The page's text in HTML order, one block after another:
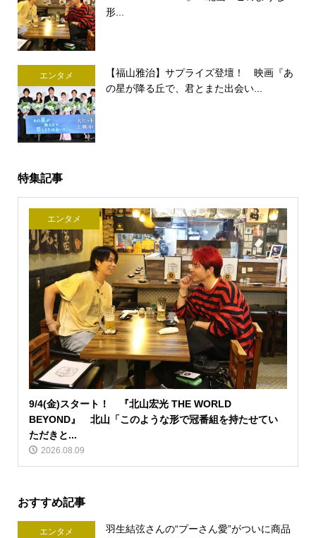
形...
エンタメ
【福山雅治】サプライズ登壇！ 映画『あ
の星が降る丘で、君とまた出会い...
特集記事
エンタメ
9/4(金)スタート！ 『北山宏光 THE WORLD
BEYOND』 北山「このような形で冠番組を持たせてい
ただきと...
2026.08.09
おすすめ記事
エンタメ
羽生結弦さんの“プーさん愛”がついに商品